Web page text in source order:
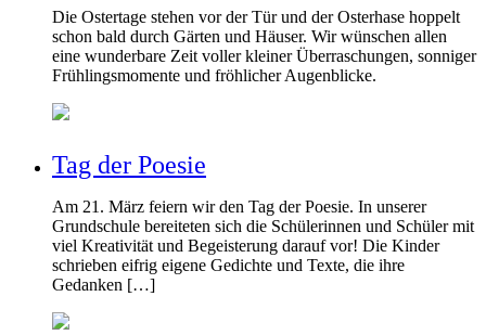
Die Ostertage stehen vor der Tür und der Osterhase hoppelt
schon bald durch Gärten und Häuser. Wir wünschen allen
eine wunderbare Zeit voller kleiner Überraschungen, sonniger
Frühlingsmomente und fröhlicher Augenblicke.
Tag der Poesie
Am 21. März feiern wir den Tag der Poesie. In unserer
Grundschule bereiteten sich die Schülerinnen und Schüler mit
viel Kreativität und Begeisterung darauf vor! Die Kinder
schrieben eifrig eigene Gedichte und Texte, die ihre
Gedanken […]